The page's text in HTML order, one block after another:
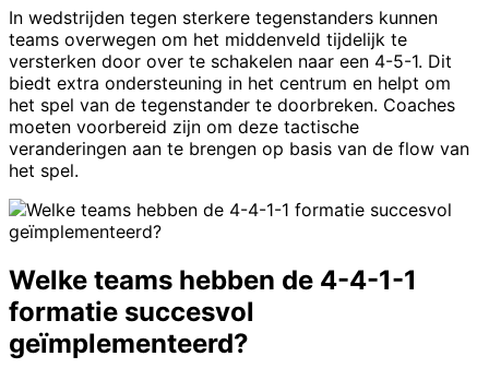
In wedstrijden tegen sterkere tegenstanders kunnen
teams overwegen om het middenveld tijdelijk te
versterken door over te schakelen naar een 4-5-1. Dit
biedt extra ondersteuning in het centrum en helpt om
het spel van de tegenstander te doorbreken. Coaches
moeten voorbereid zijn om deze tactische
veranderingen aan te brengen op basis van de flow van
het spel.
Welke teams hebben de 4-4-1-1
formatie succesvol
geïmplementeerd?